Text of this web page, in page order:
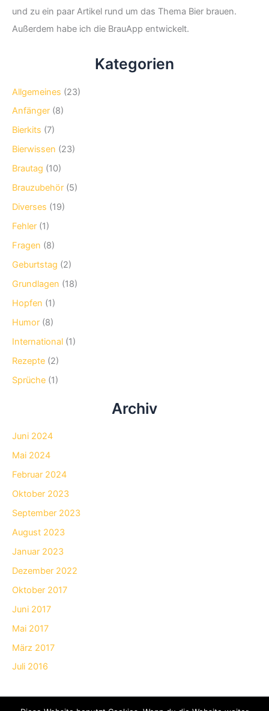
und zu ein paar Artikel rund um das Thema Bier brauen.
Außerdem habe ich die BrauApp entwickelt.
Kategorien
Allgemeines (23)
Anfänger (8)
Bierkits (7)
Bierwissen (23)
Brautag (10)
Brauzubehör (5)
Diverses (19)
Fehler (1)
Fragen (8)
Geburtstag (2)
Grundlagen (18)
Hopfen (1)
Humor (8)
International (1)
Rezepte (2)
Sprüche (1)
Archiv
Juni 2024
Mai 2024
Februar 2024
Oktober 2023
September 2023
August 2023
Januar 2023
Dezember 2022
Oktober 2017
Juni 2017
Mai 2017
März 2017
Juli 2016